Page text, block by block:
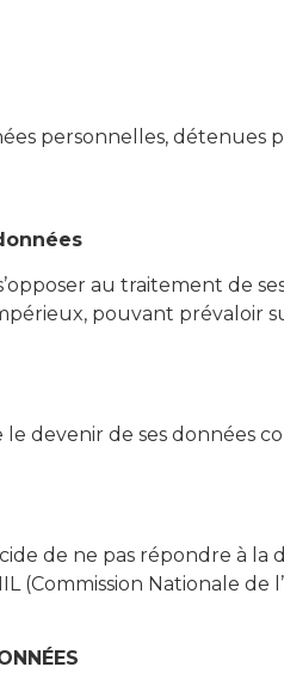
personnelles, détenues
au traitement de
pouvant prévaloir
devenir de ses données
de ne pas répondre à la
(Commission Nationale